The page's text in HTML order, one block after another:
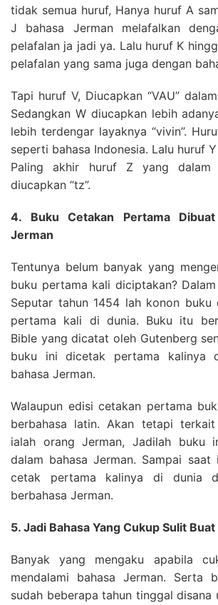
tidak semua huruf, Hanya huruf A
J bahasa Jerman melafalkan
pelafalan ja jadi ya. Lalu huruf K
pelafalan yang sama juga dengan
Tapi huruf V, Diucapkan “VAU”
Sedangkan W diucapkan lebih
lebih terdengar layaknya “vivin”.
seperti bahasa Indonesia. Lalu huruf Y
Paling akhir huruf Z yang dalam
diucapkan “tz”.
4. Buku Cetakan Pertama
Jerman
Tentunya belum banyak yang
buku pertama kali diciptakan?
Seputar tahun 1454 lah konon buku
pertama kali di dunia. Buku itu
Bible yang dicatat oleh Gutenberg
buku ini dicetak pertama kalinya
bahasa Jerman.
Walaupun edisi cetakan pertama
berbahasa latin. Akan tetapi
ialah orang Jerman, Jadilah buku
dalam bahasa Jerman. Sampai
cetak pertama kalinya di dunia
berbahasa Jerman.
5. Jadi Bahasa Yang Cukup Sulit
Banyak yang mengaku apabila
mendalami bahasa Jerman. Serta
sudah beberapa tahun tinggal disana